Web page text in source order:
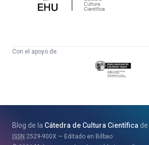
Científica
Con el apoyo de:
Eusko
Jaurlaritza
eta
Berrikuntza
Blog de la Cátedra de Cultura Científicade
ISSN 2529-900X
Editado en Bilbao